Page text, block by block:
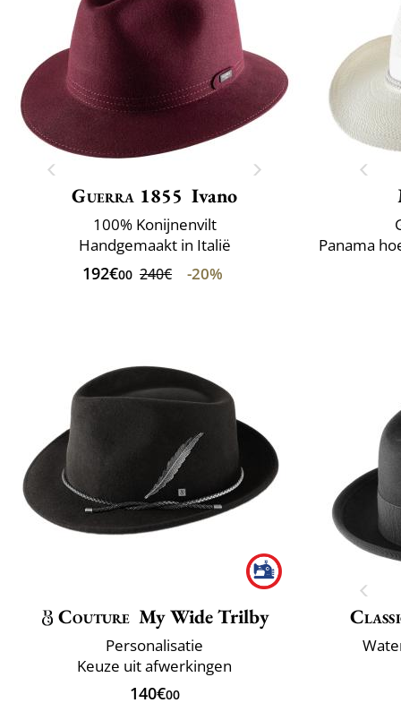
Guerra 1855 Ivano
100% Konijnenvilt
Handgemaakt in Italië
192€00 240€ -20%
Couture My Wide Trilby
Personalisatie
Keuze uit afwerkingen
140€00